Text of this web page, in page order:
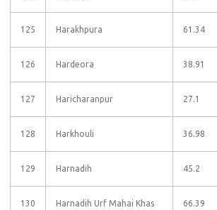
125 Harakhpura 61.34
126 Hardeora 38.91
127 Haricharanpur 27.1
128 Harkhouli 36.98
129 Harnadih 45.2
130 Harnadih Urf Mahai Khas 66.39